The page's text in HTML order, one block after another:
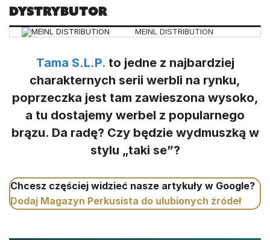
Dystrybutor
MEINL DISTRIBUTION
Tama S.L.P. to jedne z najbardziej
charakternych serii werbli na rynku,
poprzeczka jest tam zawieszona wysoko,
a tu dostajemy werbel z popularnego
brązu. Da radę? Czy będzie wydmuszką w
stylu „taki se”?
Chcesz częściej widzieć nasze artykuły w Google?
Dodaj Magazyn Perkusista do ulubionych źródeł